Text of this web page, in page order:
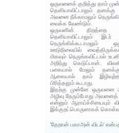
ஒருவனைக் குறித்து தாம்
தெளியாவிட்டாலும்
அவனை நீக்காமலும்
வைக்க வேண்டும்.
ஒருவனின் திறத்தை
தெளியாவிட்டாலும்
நெருங்கிக்கூடாமலும்
ஊடுநிலையில்
மிகவும் நெருங்கவிட்டால்
அறிந்து கெடுப்பான்.
பகையால் மேலும்
ஆகையால் தாம்
பிரித்தலும் கூடாது.
இதற்கு முன்னே ஒருவனை
அழிவு நேரும்போது அவனைத்
என்னும் ஆராய்ச்சியையும்
இக்குறட்பொருளாகக்
'தேறான் பகாஅன் விடல்'